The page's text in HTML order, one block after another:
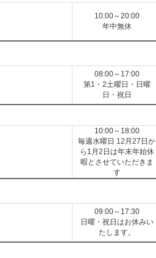
10:00～20:00
年中無休
08:00～17:00
第1・2土曜日・日曜
日・祝日
10:00～18:00
毎週水曜日 12月27日か
ら1月2日は年末年始休
暇とさせていただきま
す
09:00～17:30
日曜・祝日はお休みい
たします。